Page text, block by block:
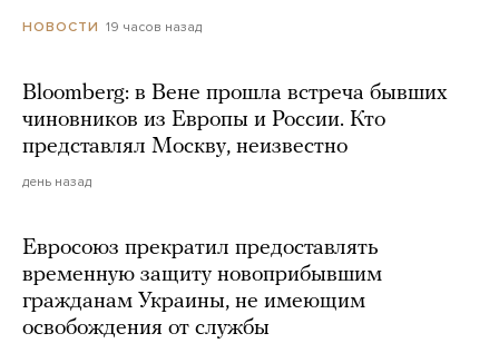
НОВОСТИ 19 часов назад
Bloomberg: в Вене прошла встреча бывших
чиновников из Европы и России. Кто
представлял Москву, неизвестно
день назад
Евросоюз прекратил предоставлять
временную защиту новоприбывшим
гражданам Украины, не имеющим
освобождения от службы